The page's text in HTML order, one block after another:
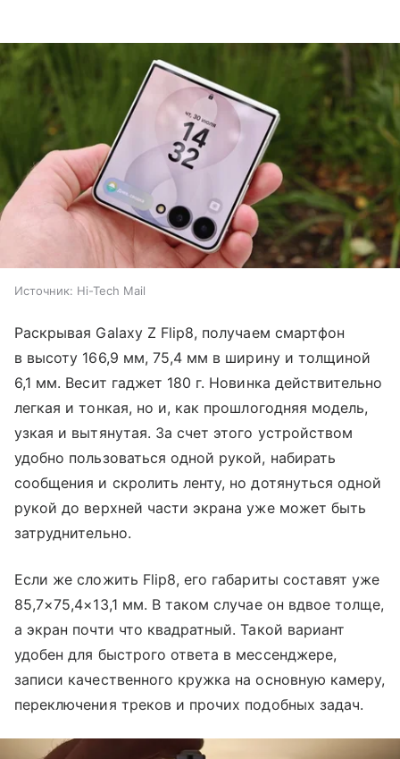
Источник: Hi-Tech Mail
Раскрывая Galaxy Z Flip8, получаем смартфон
в высоту 166,9 мм, 75,4 мм в ширину и толщиной
6,1 мм. Весит гаджет 180 г. Новинка действительно
легкая и тонкая, но и, как прошлогодняя модель,
узкая и вытянутая. За счет этого устройством
удобно пользоваться одной рукой, набирать
сообщения и скролить ленту, но дотянуться одной
рукой до верхней части экрана уже может быть
затруднительно.
Если же сложить Flip8, его габариты составят уже
85,7×75,4×13,1 мм. В таком случае он вдвое толще,
а экран почти что квадратный. Такой вариант
удобен для быстрого ответа в мессенджере,
записи качественного кружка на основную камеру,
переключения треков и прочих подобных задач.